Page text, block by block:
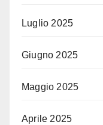
Luglio 2025
Giugno 2025
Maggio 2025
Aprile 2025